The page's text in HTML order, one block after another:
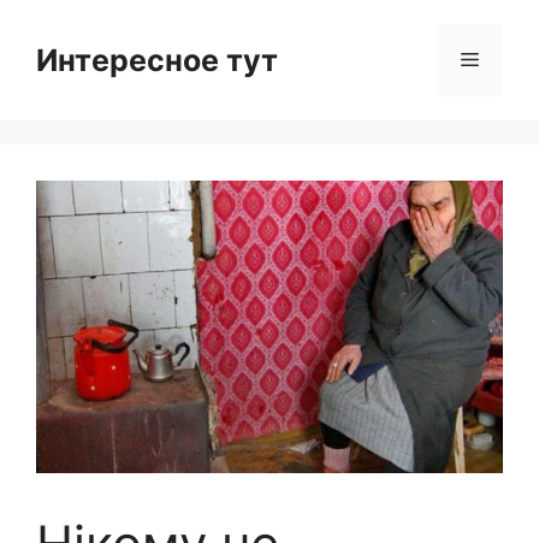
contentИнтересное тут Menu